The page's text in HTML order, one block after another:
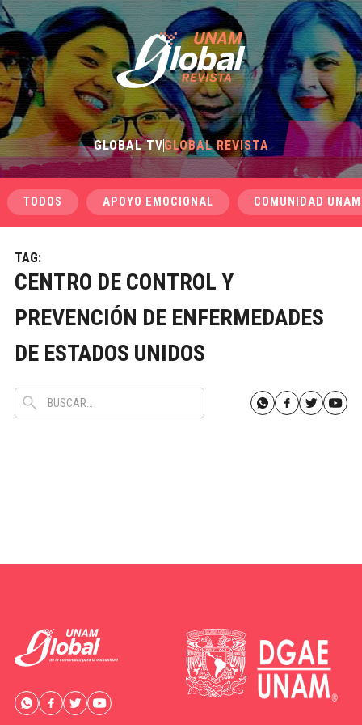
GLOBAL TVGLOBAL REVISTA
TODOS APOYO EMOCIONAL COMUNIDAD UNAM
TAG:
CENTRO DE CONTROL Y
PREVENCIÓN DE ENFERMEDADES
DE ESTADOS UNIDOS